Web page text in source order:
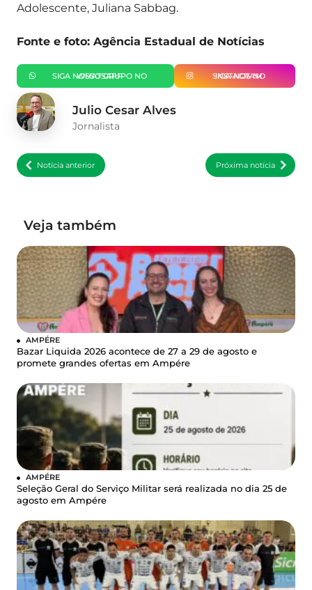
Adolescente, Juliana Sabbag.
Fonte e foto: Agência Estadual de Notícias
SIGA NOSSO GRUPO NO WHATSAPP SIGA-NOS NO INSTAGRAM
Julio Cesar Alves
Jornalista
Notícia anterior Próxima notícia
Veja também
AMPÉRE
Bazar Liquida 2026 acontece de 27 a 29 de agosto e
promete grandes ofertas em Ampére
AMPÉRE
Seleção Geral do Serviço Militar será realizada no dia 25 de
agosto em Ampére